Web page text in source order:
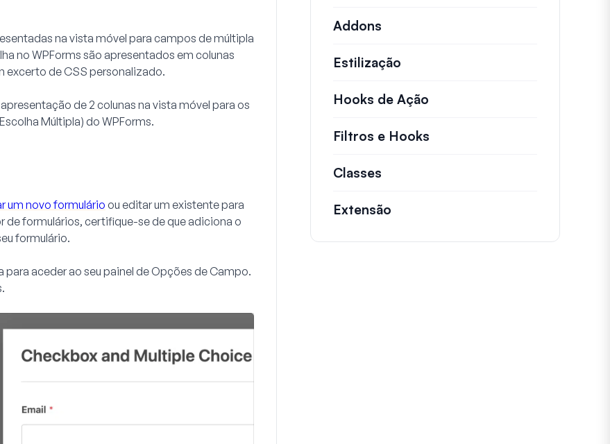
na vista móvel para campos de múltipla
no WPForms são apresentados em colunas
excerto de CSS personalizado.
de 2 colunas na vista móvel para os
Múltipla) do WPForms.
um novo formulário ou editar um existente para
formulários, certifique-se de que adiciona o
formulário.
aceder ao seu painel de Opções de Campo.
.
Addons
Estilização
Hooks de Ação
Filtros e Hooks
Classes
Extensão